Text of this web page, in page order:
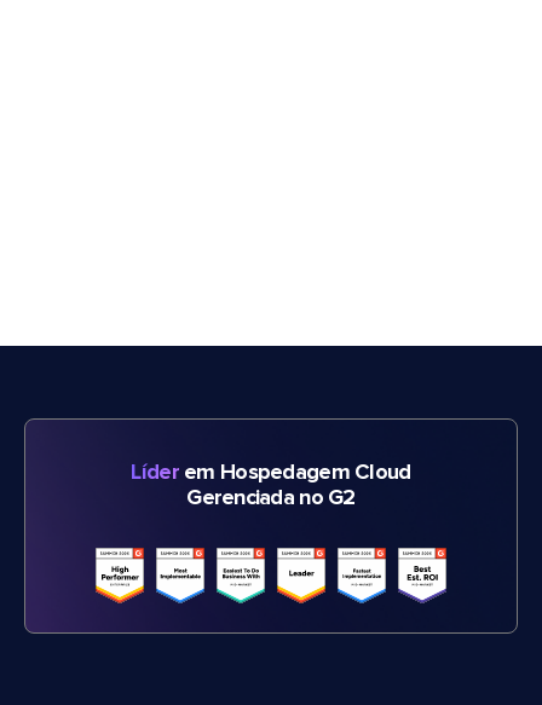
Líderem Hospedagem Cloud
Gerenciada no G2